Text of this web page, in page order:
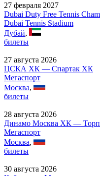
27 февраля 2027
Dubai Duty Free Tennis
Dubai Tennis Stadium
Дубай,
билеты
27 августа 2026
ЦСКА ХК — Спартак ХК
Мегаспорт
Москва,
билеты
28 августа 2026
Динамо Москва ХК —
Мегаспорт
Москва,
билеты
30 августа 2026